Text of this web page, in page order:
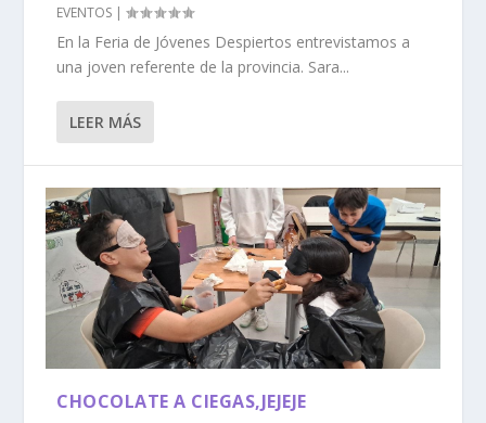
EVENTOS |
En la Feria de Jóvenes Despiertos entrevistamos a
una joven referente de la provincia. Sara...
LEER MÁS
CHOCOLATE A CIEGAS,JEJEJE